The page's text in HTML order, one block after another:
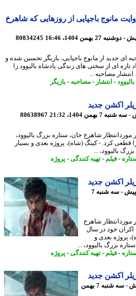
مانوج باجپایی از روزهایی که شاهرخ
80834245
مصاحبه ای جدید از مانوج باجپایی، بازیگر تحسین شده و
از سختی های زندگی پادشاه بالیوود را
-انتشار-مصاحبه-بازیگر
اکشن جدید
80638967
شاهرخ خان، ستاره بزرگ بالیوود،
خود در سال 2026 را قطعی کرد. - کینگ (شاه)، پروژه بعدی و بسیار
...
-فیلم -تهیه کنندگی-پروژه
اکشن جدید
6 ماه پیش - سه شنبه 7
شاهرخ
خود در سال
بعدی و
بزرگ بالیوود، ...
-فیلم -تهیه کنندگی-پروژه
اکشن جدید
6 ماه پیش - سه شنبه 7 بهمن